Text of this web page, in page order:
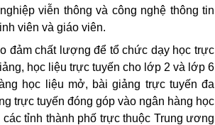
viễn thông và công nghệ thông tin
viên và giáo viên.
đảm chất lượng để tổ chức dạy học trực
học liệu trực tuyến cho lớp 2 và lớp 6
học liệu mở, bài giảng trực tuyến đa
trực tuyến đóng góp vào ngân hàng học
tỉnh thành phố trực thuộc Trung ương